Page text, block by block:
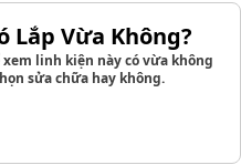
Lắp Vừa Không?
linh kiện này có vừa không
sửa chữa hay không.